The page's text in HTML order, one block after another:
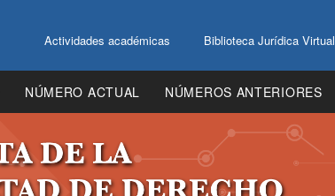
Actividades académicas Biblioteca Jurídica Virtual
NÚMERO ACTUAL NÚMEROS ANTERIORES